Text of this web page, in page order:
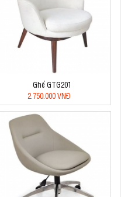
Ghế GTG201
2.750.000 VNĐ